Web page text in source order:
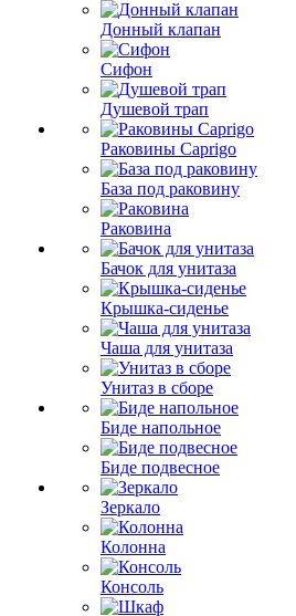
Донный клапан
Сифон
Душевой трап
Раковины Caprigo
База под раковину
Раковина
Бачок для унитаза
Крышка-сиденье
Чаша для унитаза
Унитаз в сборе
Биде напольное
Биде подвесное
Зеркало
Колонна
Консоль